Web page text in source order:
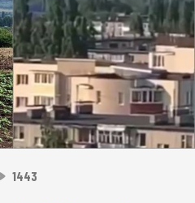
1443